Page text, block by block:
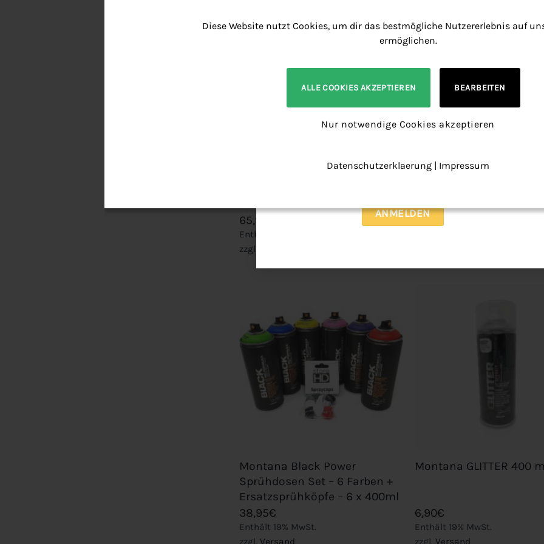
Name
wishlist
beliebtes 12er Set +
65,90
Enthält 19% MwSt.
zzgl.
+
Montana Black
Basic Set, 6 Basis-
36,90
Add to
wishlist
Montana Black Power
Sprühdosen Set – 6 Farben +
Ersatzsprühköpfe – 6 x 400ml
38,95€
Enthält 19% MwSt.
zzgl. Versand
Montana GLITTER 400
6,90€
Enthält 19% MwSt.
zzgl. Versand
Diese Website nutzt Cookies, um dir das bestmögliche Nutzererlebnis auf
ermöglichen.
ALLE COOKIES AKZEPTIEREN BEARBEITEN
Nur notwendige Cookies akzeptieren
Datenschutzerklaerung Impressum